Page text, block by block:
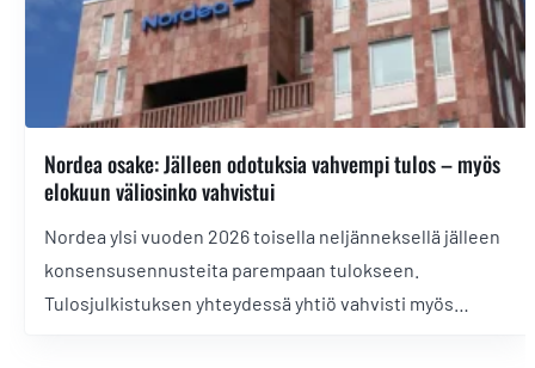
Nordea osake: Jälleen odotuksia vahvempi tulos – myös
elokuun väliosinko vahvistui
Nordea ylsi vuoden 2026 toisella neljänneksellä jälleen
konsensusennusteita parempaan tulokseen.
Tulosjulkistuksen yhteydessä yhtiö vahvisti myös